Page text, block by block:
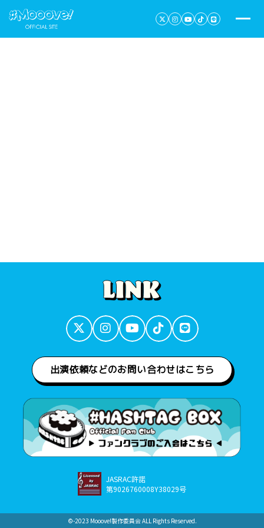
出演依頼などのお問い合わせはこちら
JASRAC許諾
第9026760008Y38029号
©︎-2023 Mooove!製作委員会 ALL Rights Reserved.